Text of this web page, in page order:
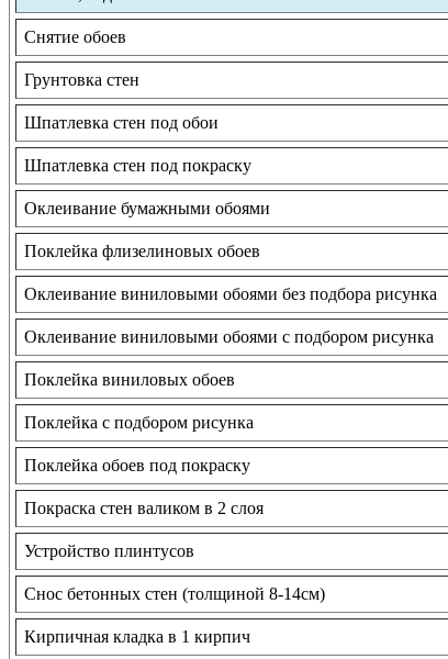
Снятие обоев
Грунтовка стен
Шпатлевка стен под обои
Шпатлевка стен под покраску
Оклеивание бумажными обоями
Поклейка флизелиновых обоев
Оклеивание виниловыми обоями без подбора рисунка
Оклеивание виниловыми обоями с подбором рисунка
Поклейка виниловых обоев
Поклейка с подбором рисунка
Поклейка обоев под покраску
Покраска стен валиком в 2 слоя
Устройство плинтусов
Снос бетонных стен (толщиной 8-14см)
Кирпичная кладка в 1 кирпич